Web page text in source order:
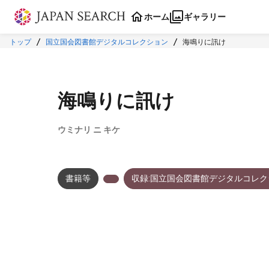
本文に飛ぶ
ホーム ギャラリー
トップ 国立国会図書館デジタルコレクション 海鳴りに訊け
海鳴りに訊け
ウミナリ ニ キケ
書籍等 収録:国立国会図書館デジタルコレ